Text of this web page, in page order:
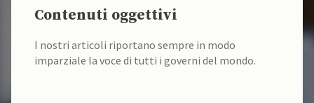
Contenuti oggettivi
I nostri articoli riportano sempre in modo
imparziale la voce di tutti i governi del mondo.